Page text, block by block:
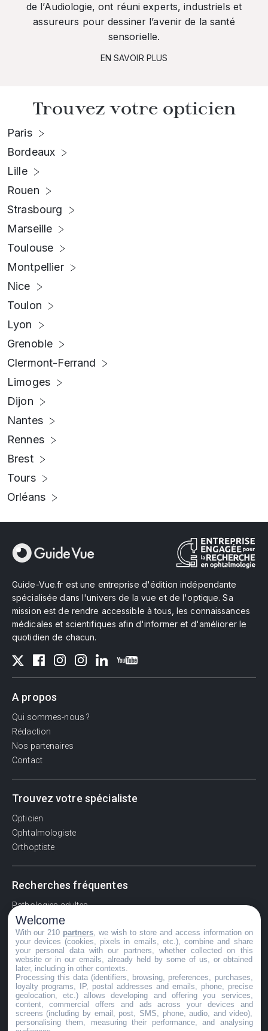
de l’Audiologie, ont réuni experts, industriels et
assureurs pour dessiner l’avenir de la santé
sensorielle.
EN SAVOIR PLUS
Trouvez votre opticien
Paris
Bordeaux
Lille
Rouen
Strasbourg
Marseille
Toulouse
Montpellier
Nice
Toulon
Lyon
Grenoble
Clermont-Ferrand
Limoges
Dijon
Nantes
Rennes
Brest
Tours
Orléans
Guide-Vue.fr est une entreprise d'édition indépendante
spécialisée dans l'univers de la vue et de l'optique. Sa
mission est de rendre accessible à tous, les connaissances
médicales et scientifiques afin d'informer et d'améliorer le
quotidien de chacun.
A propos
Qui sommes-nous ?
Rédaction
Nos partenaires
Contact
Trouvez votre spécialiste
Opticien
Ophtalmologiste
Orthoptiste
Recherches fréquentes
Pathologies adultes
Signes d'une urgence ophtalmologique
La vision
Acuité visuelle
Myosis / mydriase
Œdème oculaire
©GuideVue2024
Welcome
With our 210 partners , we wish to store and access information on
your devices (cookies, pixels in emails, etc.), combine and share
your personal data with our partners, whether collected on this
website or in our emails, already held by some of us, or obtained
later, including in other contexts.
Processing this data (identifiers, browsing, preferences, purchases,
loyalty programs, IP, postal addresses and emails, phone, precise
geolocation, etc.) allows developing and offering you services,
content, commercial offers and ads across your devices and
screens (including by email, post, SMS, phone, audio, and video),
personalising them, measuring their performance, and analysing